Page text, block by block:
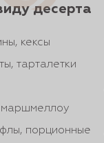
десерта
кексы
тарталетки
порционные